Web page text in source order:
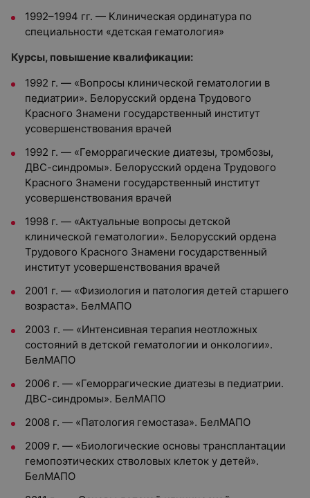
1992–1994 гг. — Клиническая ординатура по
специальности «детская гематология»
Курсы, повышение квалификации:
1992 г. — «Вопросы клинической гематологии в
педиатрии». Белорусский ордена Трудового
Красного Знамени государственный институт
усовершенствования врачей
1992 г. — «Геморрагические диатезы, тромбозы,
ДВС-синдромы». Белорусский ордена Трудового
Красного Знамени государственный институт
усовершенствования врачей
1998 г. — «Актуальные вопросы детской
клинической гематологии». Белорусский ордена
Трудового Красного Знамени государственный
институт усовершенствования врачей
2001 г. — «Физиология и патология детей старшего
возраста». БелМАПО
2003 г. — «Интенсивная терапия неотложных
состояний в детской гематологии и онкологии».
БелМАПО
2006 г. — «Геморрагические диатезы в педиатрии.
ДВС-синдромы». БелМАПО
2008 г. — «Патология гемостаза». БелМАПО
2009 г. — «Биологические основы трансплантации
гемопоэтических стволовых клеток у детей».
БелМАПО